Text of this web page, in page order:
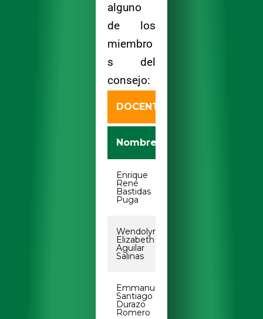
alguno
de los
miembro
s del
consejo:
DOCENTES
Nombre
Enrique
René
Bastidas
Puga
Wendolyn
Elizabeth
Aguilar
Salinas
Emmanuel
Santiago
Durazo
Romero